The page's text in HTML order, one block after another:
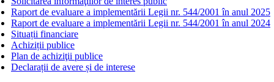
Raport de evaluare a implementării Legii nr. 544/2001 în anul 2025
Raport de evaluare a implementării Legii nr. 544/2001 în anul 2024
Situații financiare
Achiziții publice
Plan de achiziţii publice
Declarații de avere și de interese